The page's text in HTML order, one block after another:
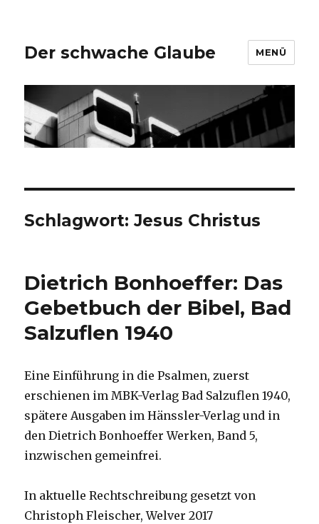
Der schwache Glaube MENÜ
Schlagwort:Jesus Christus
Dietrich Bonhoeffer: Das
Gebetbuch der Bibel, Bad
Salzuflen 1940
Eine Einführung in die Psalmen, zuerst
erschienen im MBK-Verlag Bad Salzuflen 1940,
spätere Ausgaben im Hänssler-Verlag und in
den Dietrich Bonhoeffer Werken, Band 5,
inzwischen gemeinfrei.
In aktuelle Rechtschreibung gesetzt von
Christoph Fleischer, Welver 2017